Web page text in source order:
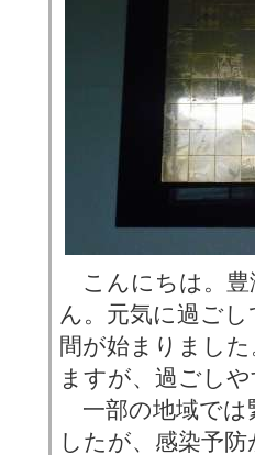
こんにちは。豊
ん。元気に過ご
間が始まりまし
ますが、過ごし
一部の地域では
したが、感染予